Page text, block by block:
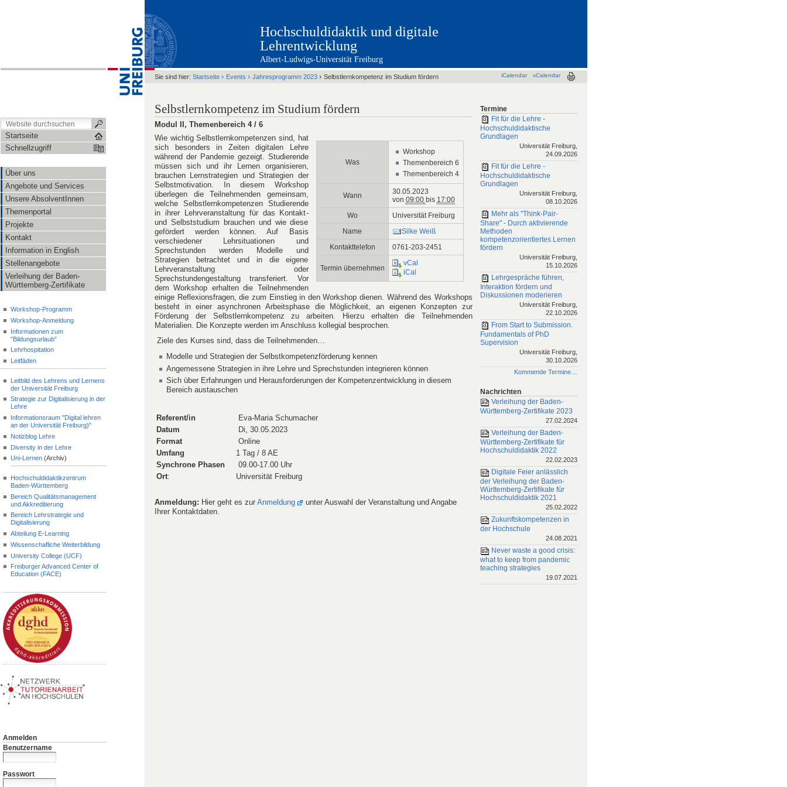
Startseite
Schnellzugriff
Über uns
Angebote und Services
Unsere AbsolventInnen
Themenportal
Projekte
Kontakt
Information in English
Stellenangebote
Verleihung der Baden-
Württemberg-Zertifikate
Workshop-Programm
Workshop-Anmeldung
Informationen zum
"Bildungsurlaub"
Lehrhospitation
Leitfäden
Leitbild des Lehrens und Lernens
der Universität Freiburg
Strategie zur Digitalisierung in der
Lehre
Informationsraum "Digital lehren
an der Universität Freiburg)"
Notizblog Lehre
Diversity in der Lehre
Uni-Lernen(Archiv)
Hochschuldidaktikzentrum
Baden-Württemberg
Bereich Qualitätsmanagement
und Akkreditierung
Bereich Lehrstrategie und
Digitalisierung
Abteilung E-Learning
Wissenschafliche Weiterbildung
University College (UCF)
Freiburger Advanced Center of
Education (FACE)
Anmelden
Benutzername
Passwort
Hochschuldidaktik und digitale
Lehrentwicklung
Albert-Ludwigs-Universität Freiburg
Sie sind hier: Startseite › Events › Jahresprogramm 2023 › Selbstlernkompetenz im Studium fördern iCalendar vCalendar
Selbstlernkompetenz im Studium fördern
Modul II, Themenbereich 4 / 6
Was
Workshop
Themenbereich 6
Themenbereich 4
Wann
30.05.2023
von 09:00 bis 17:00
Wo
Universität Freiburg
Name
Silke Weiß
Kontakttelefon
0761-203-2451
Termin übernehmen
vCal
iCal
Wie wichtig Selbstlernkompetenzen sind, hat
sich besonders in Zeiten digitalen Lehre
während der Pandemie gezeigt. Studierende
müssen sich und ihr Lernen organisieren,
brauchen Lernstrategien und Strategien der
Selbstmotivation. In diesem Workshop
überlegen die Teilnehmenden gemeinsam,
welche Selbstlernkompetenzen Studierende
in ihrer Lehrveranstaltung für das Kontakt-
und Selbststudium brauchen und wie diese
gefördert werden können. Auf Basis
verschiedener Lehrsituationen und
Sprechstunden werden Modelle und
Strategien betrachtet und in die eigene
Lehrveranstaltung oder
Sprechstundengestaltung transferiert. Vor
dem Workshop erhalten die Teilnehmenden
einige Reflexionsfragen, die zum Einstieg in den Workshop dienen. Während des Workshops
besteht in einer asynchronen Arbeitsphase die Möglichkeit, an eigenen Konzepten zur
Förderung der Selbstlernkompetenz zu arbeiten. Hierzu erhalten die Teilnehmenden
Materialien. Die Konzepte werden im Anschluss kollegial besprochen.
Ziele des Kurses sind, dass die Teilnehmenden…
Modelle und Strategien der Selbstkompetenzförderung kennen
Angemessene Strategien in ihre Lehre und Sprechstunden integrieren können
Sich über Erfahrungen und Herausforderungen der Kompetenzentwicklung in diesem
Bereich austauschen
Referent/in
Eva-Maria Schumacher
Datum
Di, 30.05.2023
Format
Online
Umfang
1 Tag / 8 AE
Synchrone Phasen
09.00-17.00 Uhr
Ort: Universität Freiburg
Anmeldung: Hier geht es zur Anmeldung
unter Auswahl der Veranstaltung und Angabe
Ihrer Kontaktdaten.
Termine
Fit für die Lehre -
Hochschuldidaktische
Grundlagen
Universität Freiburg,
24.09.2026
Fit für die Lehre -
Hochschuldidaktische
Grundlagen
Universität Freiburg,
08.10.2026
Mehr als "Think-Pair-
Share" - Durch aktivierende
Methoden
kompetenzorientiertes Lernen
fördern
Universität Freiburg,
15.10.2026
Lehrgespräche führen,
Interaktion fördern und
Diskussionen moderieren
Universität Freiburg,
22.10.2026
From Start to Submission.
Fundamentals of PhD
Supervision
Universität Freiburg,
30.10.2026
Kommende Termine…
Nachrichten
Verleihung der Baden-
Württemberg-Zertifikate 2023
27.02.2024
Verleihung der Baden-
Württemberg-Zertifikate für
Hochschuldidaktik 2022
22.02.2023
Digitale Feier anlässlich
der Verleihung der Baden-
Württemberg-Zertifikate für
Hochschuldidaktik 2021
25.02.2022
Zukunftskompetenzen in
der Hochschule
24.08.2021
Never waste a good crisis:
what to keep from pandemic
teaching strategies
19.07.2021